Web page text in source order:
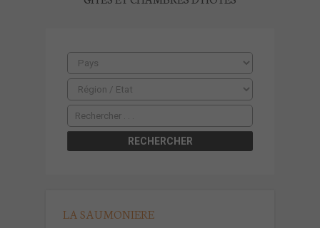
CONTACT
LA SAUMONIERE